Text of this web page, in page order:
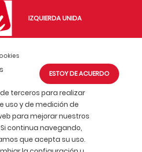
ESTOY DE ACUERDO
terceros para realizar
uso y de medición de
para mejorar nuestros
continua navegando,
que acepta su uso.
IZQUIERDA UNIDA
IU EXTERIOR